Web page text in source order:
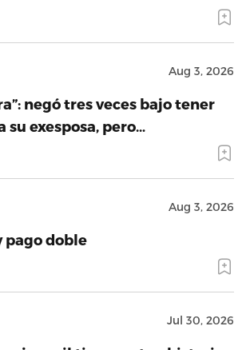
Aug 3, 2026
negó tres veces bajo tener
su exesposa, pero…
Aug 3, 2026
pago doble
Jul 30, 2026